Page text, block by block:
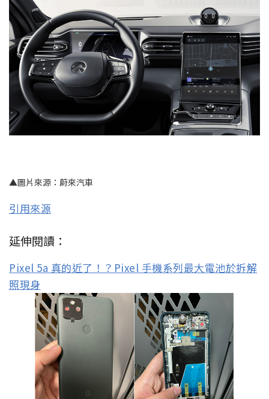
▲圖片來源：蔚來汽車
引用來源
延伸閱讀：
Pixel 5a 真的近了！？Pixel 手機系列最大電池於拆解
照現身